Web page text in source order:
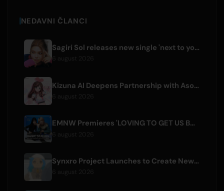
NEDAVNI ČLANCI
Sagiri Sol releases new single 'next to your love' after hiatus
Kizuna AI Deepens Partnership with Asobisystem Ahead of 10th Anniversary World Tour
EMNW Premieres 'LOVING TO GET US BY' Music Video on August 7
Synxro Project Launches to Create New IP from Fictional Anime Openings